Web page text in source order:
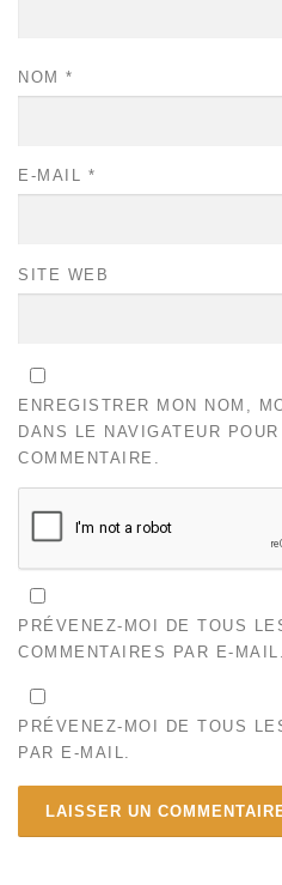
NOM *
E-MAIL *
SITE WEB
ENREGISTRER MON NOM,
DANS LE NAVIGATEUR
COMMENTAIRE.
PRÉVENEZ-MOI DE TOUS
COMMENTAIRES PAR E-MAIL.
PRÉVENEZ-MOI DE TOUS
PAR E-MAIL.